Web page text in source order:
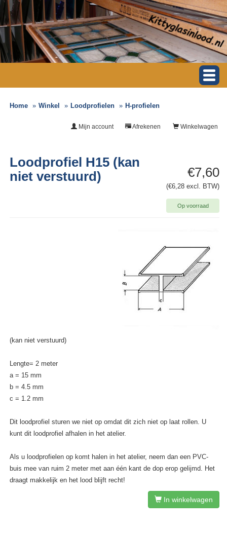
Home Winkel Loodprofielen H-profielen
Winkelwagen
Afrekenen
Mijn account
€7,60
(€6,28 excl. BTW)
Op voorraad
Loodprofiel H15 (kan
niet verstuurd)
(kan niet verstuurd)
Lengte= 2 meter
a = 15 mm
b = 4.5 mm
c = 1.2 mm
Dit loodprofiel sturen we niet op omdat dit zich niet op laat rollen. U
kunt dit loodprofiel afhalen in het atelier.
Als u loodprofielen op komt halen in het atelier, neem dan een PVC-
buis mee van ruim 2 meter met aan één kant de dop erop gelijmd. Het
draagt makkelijk en het lood blijft recht!
In winkelwagen